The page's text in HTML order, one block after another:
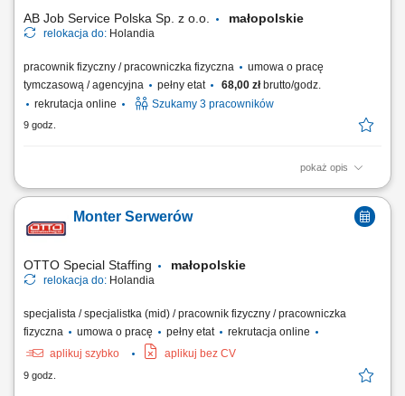
AB Job Service Polska Sp. z o.o. małopolskie
relokacja do: Holandia
pracownik fizyczny / pracowniczka fizyczna
umowa o pracę
tymczasową / agencyjna
pełny etat 68,00 złbrutto/godz.
rekrutacja online
Szukamy 3 pracowników
9 godz.
pokaż opis
Obowiązki: Załadunek, rozładunek oraz transport wewnętrzny
worków typu big-bag; Ewidencjonowanie ruchu towarów i ich lokalizacji
w systemie ERP; Oznaczanie skrzyń i prowadzenie bieżącej
Monter Serwerów
OTTO Special Staffing małopolskie
relokacja do: Holandia
specjalista / specjalistka (mid) / pracownik fizyczny / pracowniczka
fizyczna
umowa o pracę pełny etat
rekrutacja online
aplikuj szybko
aplikuj bez CV
9 godz.